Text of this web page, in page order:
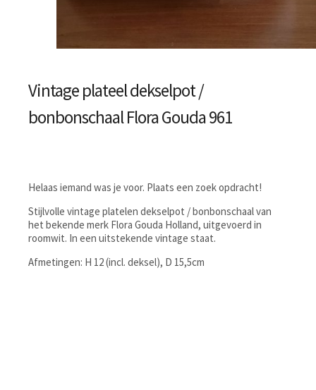
Vintage plateel dekselpot /
bonbonschaal Flora Gouda 961
Helaas iemand was je voor. Plaats een zoek opdracht!
Stijlvolle vintage platelen dekselpot / bonbonschaal van
het bekende merk Flora Gouda Holland, uitgevoerd in
roomwit. In een uitstekende vintage staat.
Afmetingen: H 12 (incl. deksel), D 15,5cm